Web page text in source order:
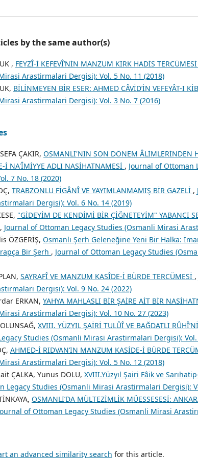
by the same author(s)
, FEYZÎ-İ KEFEVÎ’NİN MANZUM KIRK HADİS TERCÜMESİ
Arastirmalari Dergisi): Vol. 5 No. 11 (2018)
BİLİNMEYEN BİR ESER: AHMED CÂVİD’İN VEFEYÂT-I
Arastirmalari Dergisi): Vol. 3 No. 7 (2016)
ÇAKIR, OSMANLI'NIN SON DÖNEM ÂLİMLERİNDEN
İ NA'ÎMİYYE ADLI NASİHATNAMESİ , Journal of Ottoman
7 No. 18 (2020)
TRABZONLU FİGÂNÎ VE YAYIMLANMAMIŞ BİR GAZELİ ,
Dergisi): Vol. 6 No. 14 (2019)
"GİDEYİM DE KENDİMİ BİR ÇİĞNETEYİM" YABANCI
, Journal of Ottoman Legacy Studies (Osmanli Mirasi
ÖZGERİŞ, Osmanlı Şerh Geleneğine Yeni Bir Halka:
Bir Şerh , Journal of Ottoman Legacy Studies
SAYRAFÎ VE MANZUM KASÎDE-İ BÜRDE TERCÜMESİ ,
Dergisi): Vol. 9 No. 24 (2022)
ERKAN, YAHYA MAHLASLI BİR ŞAİRE AİT BİR
Arastirmalari Dergisi): Vol. 10 No. 27 (2023)
XVIII. YÜZYIL ŞAİRİ TULÛÎ VE BAĞDATLI
Studies (Osmanli Mirasi Arastirmalari Dergisi): Vol.
AHMED-İ RIDVAN’IN MANZUM KASİDE-İ BÜRDE
Arastirmalari Dergisi): Vol. 5 No. 12 (2018)
ÇALKA, Yunus DOLU, XVIII.Yüzyıl Şairi Fâik ve
Legacy Studies (Osmanli Mirasi Arastirmalari Dergisi):
OSMANLI’DA MÜLTEZİMLİK MÜESSESESİ:
of Ottoman Legacy Studies (Osmanli Mirasi
an advanced similarity search for this article.